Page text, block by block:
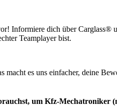
Informiere dich über
Teamplayer bist.
macht es uns einfacher, deine
um Kfz-Mechatroniker